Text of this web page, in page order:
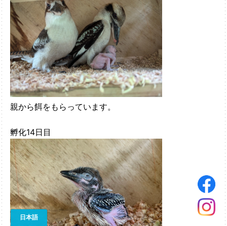
親から餌をもらっています。
孵化14日目